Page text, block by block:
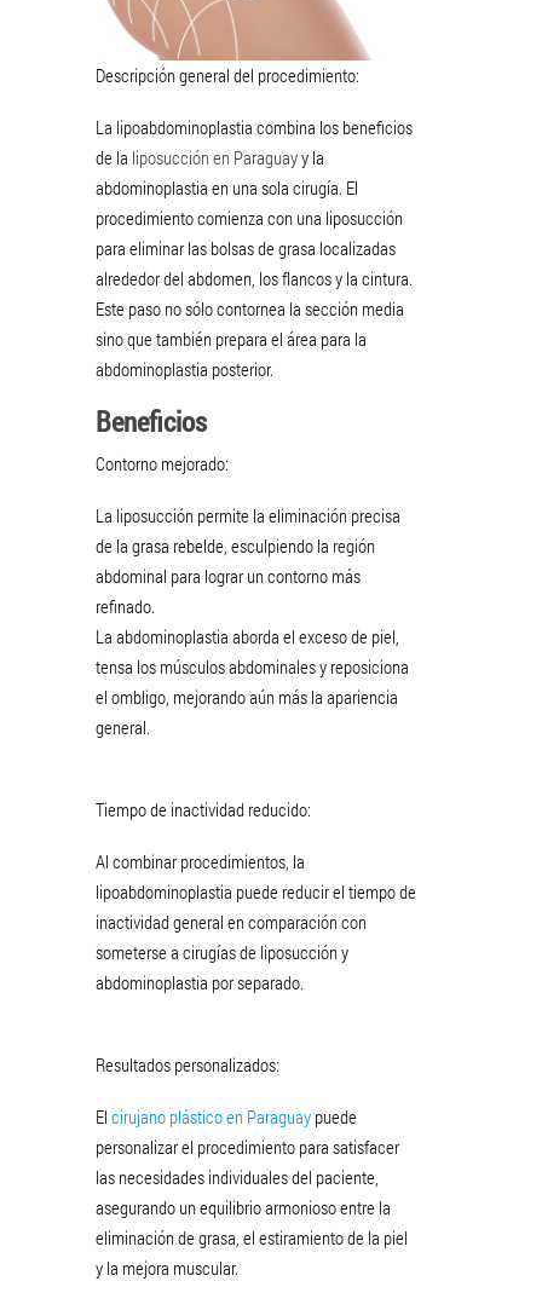
Descripción general del procedimiento:
La lipoabdominoplastia combina los beneficios
de la liposucción en Paraguayy la
abdominoplastia en una sola cirugía. El
procedimiento comienza con una liposucción
para eliminar las bolsas de grasa localizadas
alrededor del abdomen, los flancos y la cintura.
Este paso no sólo contornea la sección media
sino que también prepara el área para la
abdominoplastia posterior.
Beneficios
Contorno mejorado:
La liposucción permite la eliminación precisa
de la grasa rebelde, esculpiendo la región
abdominal para lograr un contorno más
refinado.
La abdominoplastia aborda el exceso de piel,
tensa los músculos abdominales y reposiciona
el ombligo, mejorando aún más la apariencia
general.
Tiempo de inactividad reducido:
Al combinar procedimientos, la
lipoabdominoplastia puede reducir el tiempo de
inactividad general en comparación con
someterse a cirugías de liposucción y
abdominoplastia por separado.
Resultados personalizados:
El cirujano plástico en Paraguay puede
personalizar el procedimiento para satisfacer
las necesidades individuales del paciente,
asegurando un equilibrio armonioso entre la
eliminación de grasa, el estiramiento de la piel
y la mejora muscular.